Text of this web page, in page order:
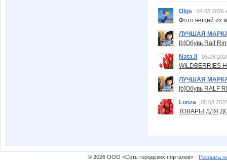
Olgs 04.08.2026
Фото вещей из
ЛУЧШАЯ
[b]Обувь Ralf
Nata.li
ЛУЧШАЯ
[b]Обувь RALF
Lonza
ТОВАРЫ ДЛЯ
© 2026 ООО «Сеть городских порталов» · Реклама